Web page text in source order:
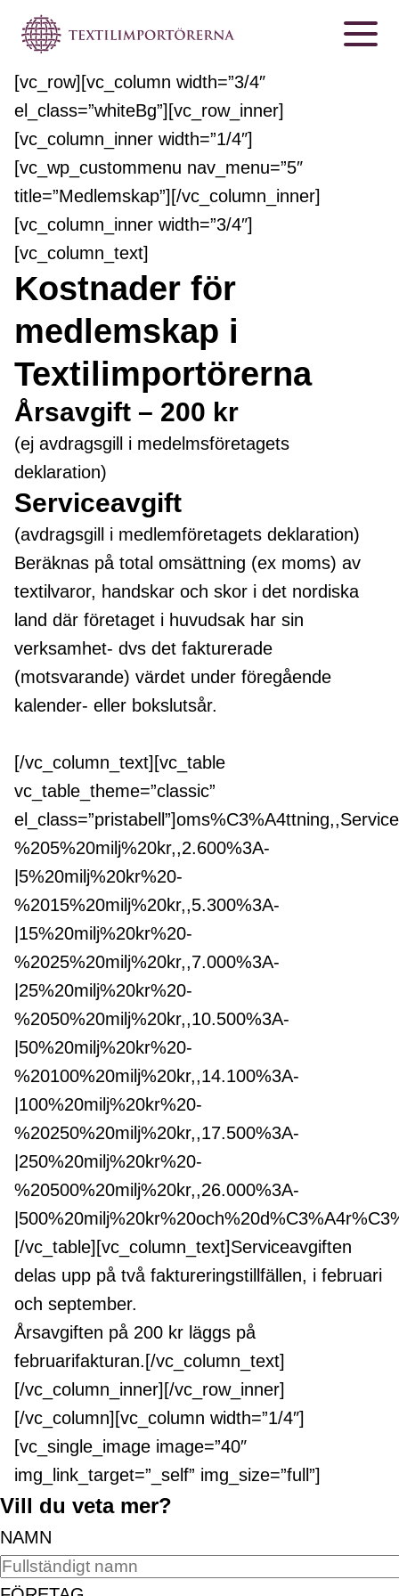
[vc_row][vc_column width=”3/4″
el_class=”whiteBg”][vc_row_inner]
[vc_column_inner width=”1/4″]
[vc_wp_custommenu nav_menu=”5″
title=”Medlemskap”][/vc_column_inner]
[vc_column_inner width=”3/4″]
[vc_column_text]
Kostnader för
medlemskap i
Textilimportörerna
Årsavgift – 200 kr
(ej avdragsgill i medelmsföretagets
deklaration)
Serviceavgift
(avdragsgill i medlemföretagets deklaration)
Beräknas på total omsättning (ex moms) av
textilvaror, handskar och skor i det nordiska
land där företaget i huvudsak har sin
verksamhet- dvs det fakturerade
(motsvarande) värdet under föregående
kalender- eller bokslutsår.
[/vc_column_text][vc_table
vc_table_theme=”classic”
%205%20milj%20kr,,2.600%3A-
|5%20milj%20kr%20-
%2015%20milj%20kr,,5.300%3A-
|15%20milj%20kr%20-
%2025%20milj%20kr,,7.000%3A-
|25%20milj%20kr%20-
%2050%20milj%20kr,,10.500%3A-
|50%20milj%20kr%20-
%20100%20milj%20kr,,14.100%3A-
|100%20milj%20kr%20-
%20250%20milj%20kr,,17.500%3A-
|250%20milj%20kr%20-
%20500%20milj%20kr,,26.000%3A-
[/vc_table][vc_column_text]Serviceavgiften
delas upp på två faktureringstillfällen, i februari
och september.
Årsavgiften på 200 kr läggs på
februarifakturan.[/vc_column_text]
[/vc_column_inner][/vc_row_inner]
[/vc_column][vc_column width=”1/4″]
[vc_single_image image=”40″
img_link_target=”_self” img_size=”full”]
Vill du veta mer?
NAMN